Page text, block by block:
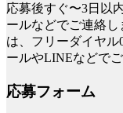
応募後すぐ〜3日以
ールなどでご連絡し
は、フリーダイヤル
ールやLINEなどで
応募フォーム